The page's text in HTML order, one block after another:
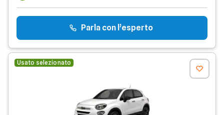
Parla con l’esperto
Usato selezionato